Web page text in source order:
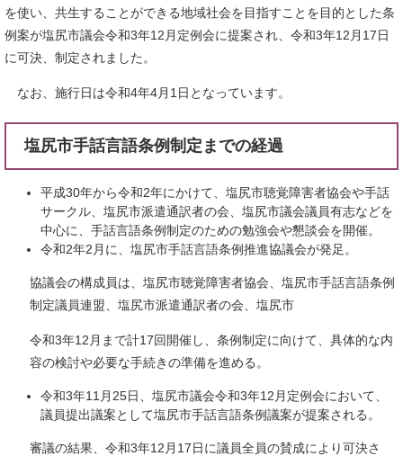
を使い、共生することができる地域社会を目指すことを目的とした条
例案が塩尻市議会令和3年12月定例会に提案され、令和3年12月17日
に可決、制定されました。
なお、施行日は令和4年4月1日となっています。
塩尻市手話言語条例制定までの経過
平成30年から令和2年にかけて、塩尻市聴覚障害者協会や手話
サークル、塩尻市派遣通訳者の会、塩尻市議会議員有志などを
中心に、手話言語条例制定のための勉強会や懇談会を開催。
令和2年2月に、塩尻市手話言語条例推進協議会が発足。
協議会の構成員は、塩尻市聴覚障害者協会、塩尻市手話言語条例
制定議員連盟、塩尻市派遣通訳者の会、塩尻市
令和3年12月まで計17回開催し、条例制定に向けて、具体的な内
容の検討や必要な手続きの準備を進める。
令和3年11月25日、塩尻市議会令和3年12月定例会において、
議員提出議案として塩尻市手話言語条例議案が提案される。
審議の結果、令和3年12月17日に議員全員の賛成により可決さ